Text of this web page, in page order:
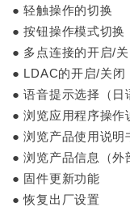
● 轻触操作的切换
● 按钮操作模式切换
● 多点连接的开启/
● LDAC的开启/关闭
● 语音提示选择（日
● 浏览应用程序操作
● 浏览产品使用说明
● 浏览产品信息（外
● 固件更新功能
● 恢复出厂设置